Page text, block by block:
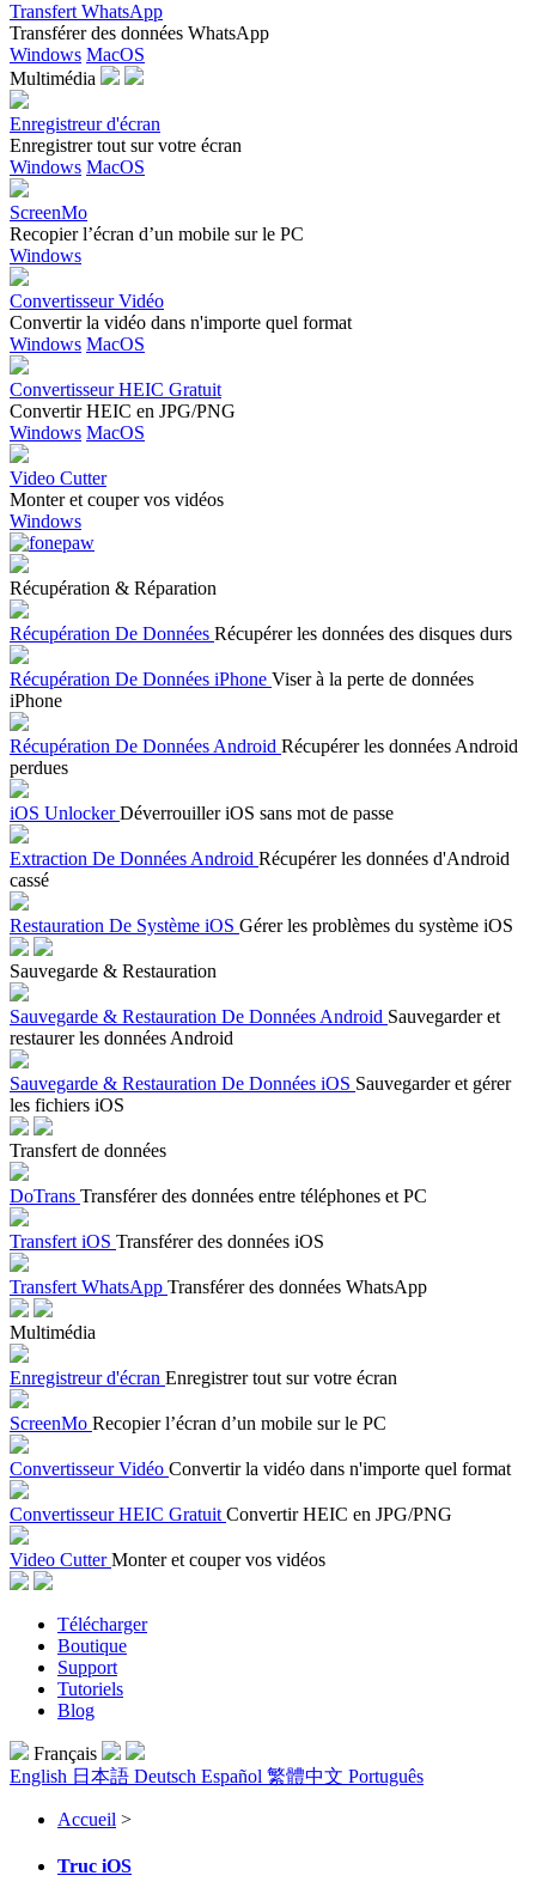
Transfert WhatsApp
Transférer des données WhatsApp
Windows MacOS
Multimédia
Enregistreur d'écran
Enregistrer tout sur votre écran
Windows MacOS
ScreenMo
Recopier l’écran d’un mobile sur le PC
Windows
Convertisseur Vidéo
Convertir la vidéo dans n'importe quel format
Windows MacOS
Convertisseur HEIC Gratuit
Convertir HEIC en JPG/PNG
Windows MacOS
Video Cutter
Monter et couper vos vidéos
Windows
Récupération & Réparation
Récupération De Données Récupérer les données des disques durs
Récupération De Données iPhone Viser à la perte de données
iPhone
Récupération De Données Android Récupérer les données Android
perdues
iOS Unlocker Déverrouiller iOS sans mot de passe
Extraction De Données Android Récupérer les données d'Android
cassé
Restauration De Système iOS Gérer les problèmes du système iOS
Sauvegarde & Restauration
Sauvegarde & Restauration De Données Android Sauvegarder et
restaurer les données Android
Sauvegarde & Restauration De Données iOS Sauvegarder et gérer
les fichiers iOS
Transfert de données
DoTrans Transférer des données entre téléphones et PC
Transfert iOS Transférer des données iOS
Transfert WhatsApp Transférer des données WhatsApp
Multimédia
Enregistreur d'écran Enregistrer tout sur votre écran
ScreenMo Recopier l’écran d’un mobile sur le PC
Convertisseur Vidéo Convertir la vidéo dans n'importe quel format
Convertisseur HEIC Gratuit Convertir HEIC en JPG/PNG
Video Cutter Monter et couper vos vidéos
Télécharger
Boutique
Support
Tutoriels
Blog
Français
English 日本語 Deutsch Español 繁體中文 Português
Accueil >
Truc iOS